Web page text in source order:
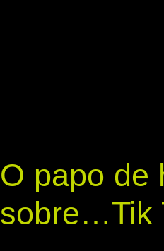
O papo de
sobre…Tik